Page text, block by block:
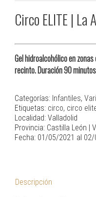
Circo ELITE | La
Gel hidroalcohólico en
recinto. Duración 90
Categorías: Infantiles,
Etiquetas: circo, circo
Localidad: Valladolid
Provincia: Castilla León |
Fecha: 01/05/2021 al 02/
Descripción